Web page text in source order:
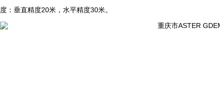
度：垂直精度20米，水平精度30米。